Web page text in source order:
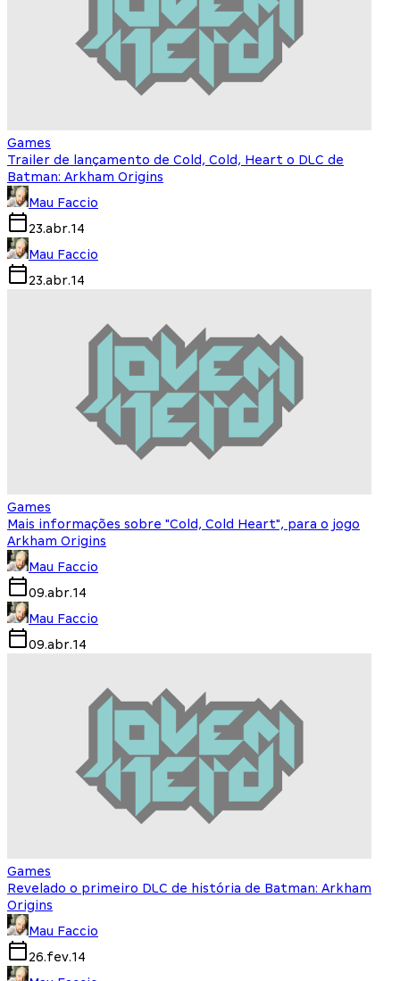
Games
Trailer de lançamento de Cold, Cold, Heart o DLC de
Batman: Arkham Origins
Mau Faccio
23.abr.14
Mau Faccio
23.abr.14
Games
Mais informações sobre "Cold, Cold Heart", para o jogo
Arkham Origins
Mau Faccio
09.abr.14
Mau Faccio
09.abr.14
Games
Revelado o primeiro DLC de história de Batman: Arkham
Origins
Mau Faccio
26.fev.14